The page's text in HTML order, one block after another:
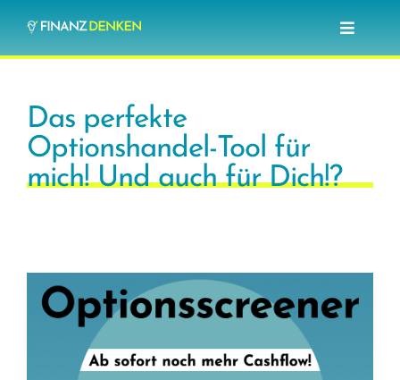
Inhalt
springen
Toggle
Investieren lernen
Optionshandel lernen
Das perfekte
Optionshandel-Tool für
mich! Und auch für Dich!?